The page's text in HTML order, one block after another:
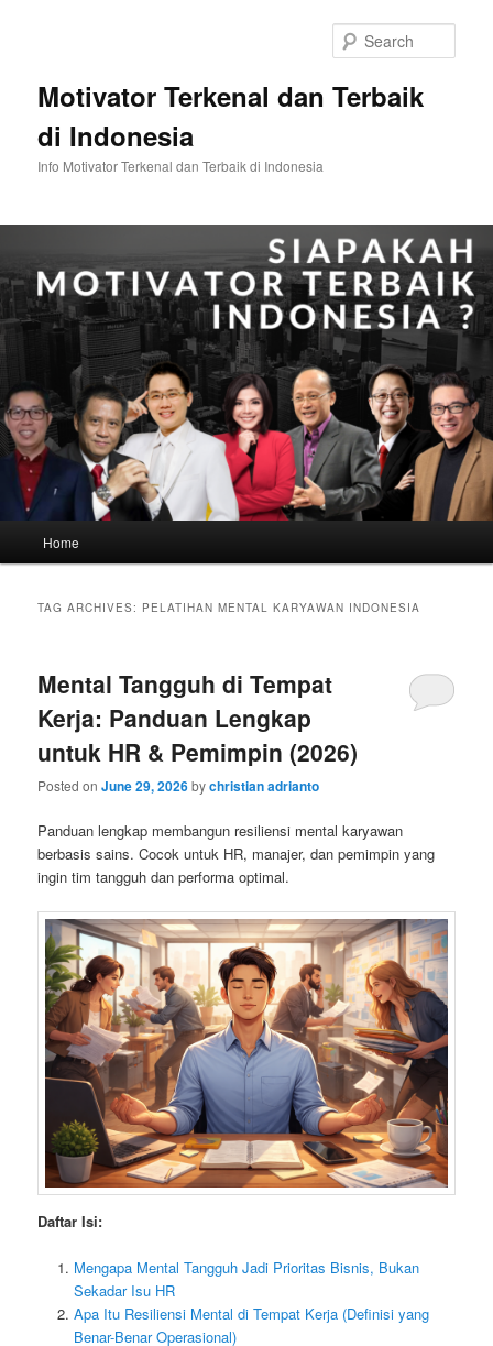
Motivator Terkenal dan Terbaik
di Indonesia
Info Motivator Terkenal dan Terbaik di Indonesia
Home
TAG ARCHIVES: PELATIHAN MENTAL KARYAWAN INDONESIA
Mental Tangguh di Tempat
Kerja: Panduan Lengkap
untuk HR & Pemimpin (2026)
Posted onJune 29, 2026bychristian adrianto
Panduan lengkap membangun resiliensi mental karyawan
berbasis sains. Cocok untuk HR, manajer, dan pemimpin yang
ingin tim tangguh dan performa optimal.
Daftar Isi:
Mengapa Mental Tangguh Jadi Prioritas Bisnis, Bukan
Sekadar Isu HR
Apa Itu Resiliensi Mental di Tempat Kerja (Definisi yang
Benar-Benar Operasional)